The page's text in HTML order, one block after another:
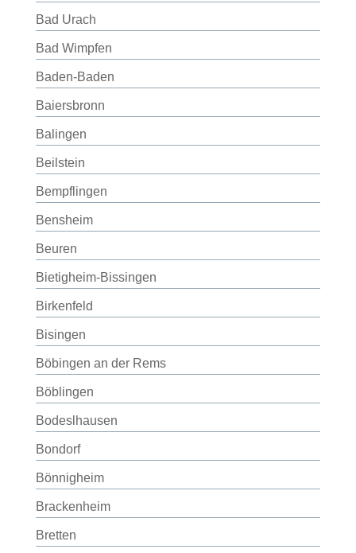
Bad Urach
Bad Wimpfen
Baden-Baden
Baiersbronn
Balingen
Beilstein
Bempflingen
Bensheim
Beuren
Bietigheim-Bissingen
Birkenfeld
Bisingen
Böbingen an der Rems
Böblingen
Bodeslhausen
Bondorf
Bönnigheim
Brackenheim
Bretten